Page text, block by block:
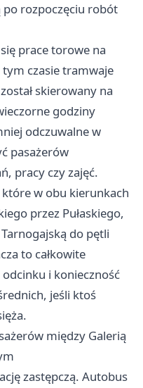
po rozpoczęciu robót
prace torowe na
tym czasie tramwaje
skierowany na
godziny
odczuwalne w
pasażerów
pracy czy zajęć.
w obu kierunkach
przez Pułaskiego,
do pętli
to całkowite
i konieczność
jeśli ktoś
między Galerią
zastępczą. Autobus